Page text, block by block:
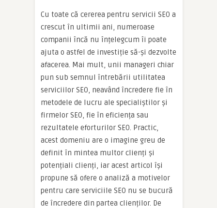
Cu toate că cererea pentru servicii SEO a
crescut în ultimii ani, numeroase
companii încă nu înțelegcum îi poate
ajuta o astfel de investiție să-și dezvolte
afacerea. Mai mult, unii manageri chiar
pun sub semnul întrebării utilitatea
serviciilor SEO, neavând încredere fie în
metodele de lucru ale specialiștilor și
firmelor SEO, fie în eficiența sau
rezultatele eforturilor SEO. Practic,
acest domeniu are o imagine greu de
definit în mintea multor clienți și
potențiali clienți, iar acest articol își
propune să ofere o analiză a motivelor
pentru care serviciile SEO nu se bucură
de încredere din partea clienților. De